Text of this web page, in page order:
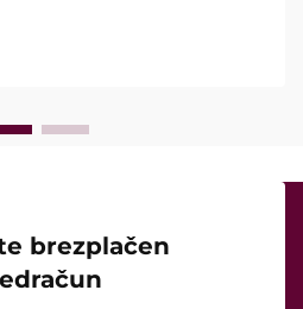
funkcije sploh obstajajo,
med kliničnim
brezplačen